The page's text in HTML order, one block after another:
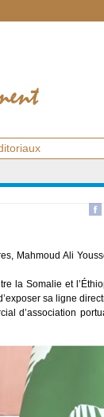
Mahmoud Ali
la Somalie et
sa ligne
d’association